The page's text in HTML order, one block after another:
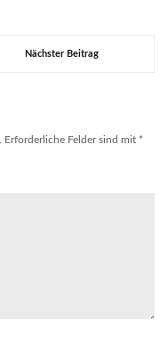
Nächster Beitrag
Erforderliche Felder sind mit *